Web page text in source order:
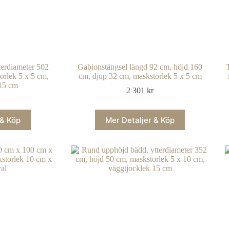
502
5 x 5 cm,
cm
Köp
Gabionstängsel längd 92 cm, höjd 160
cm, djup 32 cm, maskstorlek 5 x 5 cm
2 301kr
Mer Detaljer & Köp